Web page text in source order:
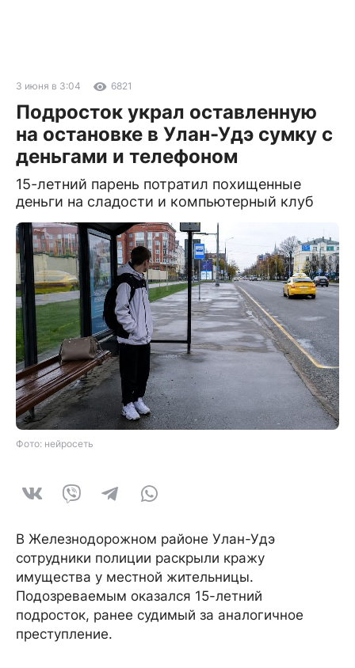
3 июня в 3:04 6821
Подросток украл оставленную
на остановке в Улан-Удэ сумку с
деньгами и телефоном
15-летний парень потратил похищенные
деньги на сладости и компьютерный клуб
Фото: нейросеть
В Железнодорожном районе Улан-Удэ
сотрудники полиции раскрыли кражу
имущества у местной жительницы.
Подозреваемым оказался 15-летний
подросток, ранее судимый за аналогичное
преступление.